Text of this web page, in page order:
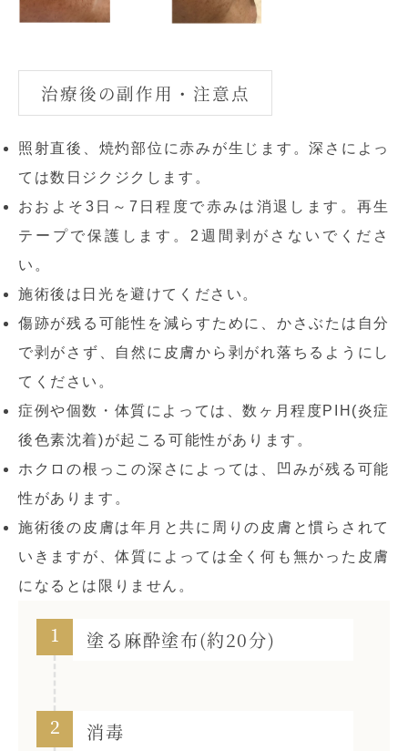
治療後の副作用・注意点
照射直後、焼灼部位に赤みが生じます。深さによっ
ては数日ジクジクします。
おおよそ3日～7日程度で赤みは消退します。再生
テープで保護します。2週間剥がさないでくださ
い。
施術後は日光を避けてください。
傷跡が残る可能性を減らすために、かさぶたは自分
で剥がさず、自然に皮膚から剥がれ落ちるようにし
てください。
症例や個数・体質によっては、数ヶ月程度PIH(炎症
後色素沈着)が起こる可能性があります。
ホクロの根っこの深さによっては、凹みが残る可能
性があります。
施術後の皮膚は年月と共に周りの皮膚と慣らされて
いきますが、体質によっては全く何も無かった皮膚
になるとは限りません。
1 塗る麻酔塗布(約20分)
2 消毒